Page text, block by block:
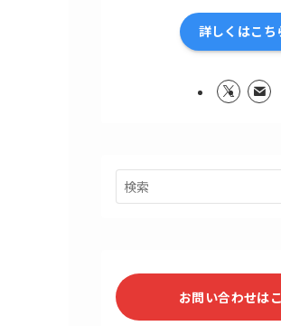
詳しくはこち
お問い合わせは